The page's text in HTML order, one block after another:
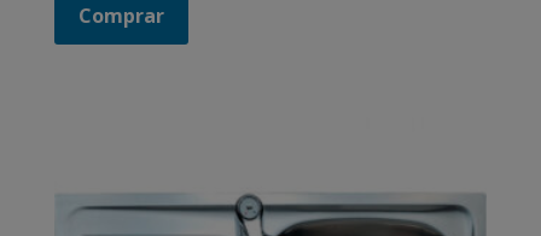
Comprar